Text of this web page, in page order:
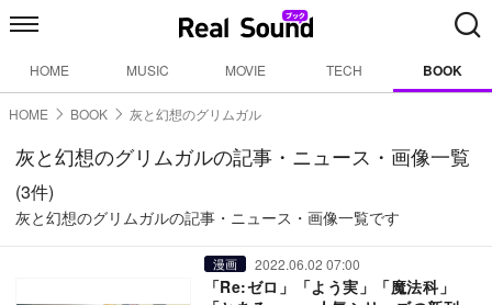
HOME MUSIC MOVIE TECH BOOK
HOME BOOK 灰と幻想のグリムガル
灰と幻想のグリムガルの記事・ニュース・画像一覧
(3件)
灰と幻想のグリムガルの記事・ニュース・画像一覧です
漫画 2022.06.02 07:00
「Re:ゼロ」「よう実」「魔法科」